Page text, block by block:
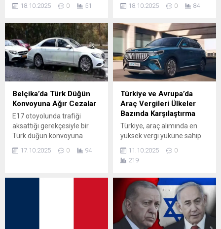
sağlayamazsa, en çok oyu
olarak Almanya’yı hedef
modeliyle (TOGG T10X SUV
ve TOGG T10F sedan)
pazara giriş yapma
hazırlığında. Giriş Stratejisi
ve Zamanlama TOGG,
Avrupa’daki ilk pazarı olarak
Almanya’yı seçti. Marka,
Almanya’da 29 Eylül 2025...
18.10.2025 0 51
Markanın “Neue Klasse”
platform üzerine geliştirilen
BMW iX3, hem tasarım hem
teknoloji anlamında
geleceğe yön veren bir
model olarak öne çıkıyor.
Yeni Nesil Elektrikli
Performans Yeni BMW iX3,
tamamen elektrikli SUV
segmentinde 800 volt...
18.10.2025 0 84
Belçika’da Türk Düğün
Konvoyuna Ağır Cezalar
E17 otoyolunda trafiği
aksattığı gerekçesiyle bir
Türk düğün konvoyuna
kamuoyunun dikkatini çekti.
17.10.2025 0 94
Türkiye ve Avrupa’da
Araç Vergileri Ülkeler
Bazında Karşılaştırma
Türkiye, araç alımında en
yüksek vergi yüküne sahip
varan ÖTV ile). Danimarka,
Avrupa’da satış fiyatı ve CO₂
pahalı ülkelerden biri olarak
dikkat çeker. Hollanda ve
Almanya, CO₂ temelli vergi
sistemlerinde adil ve çevre
dostu yaklaşıma
11.10.2025
0
219